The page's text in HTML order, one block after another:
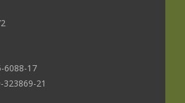
6088-17
323869-21